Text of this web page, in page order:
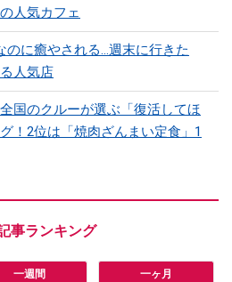
人気カフェ
のに癒やされる…週末に行きた
人気店
国のクルーが選ぶ「復活してほ
！2位は「焼肉ざんまい定食」1
一週間 一ヶ月